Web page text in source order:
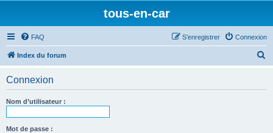
tous-en-car
FAQ Connexion
S’enregistrer
Index du forum
Connexion
Nom d’utilisateur :
Mot de passe :